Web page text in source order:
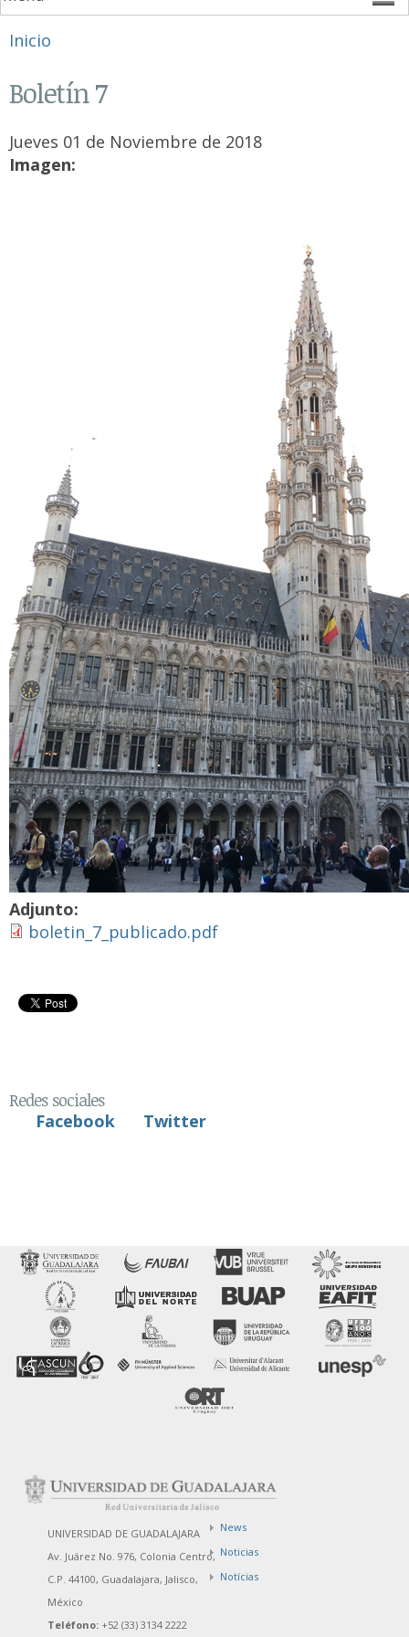
Se encuentra usted aquí
Inicio
Boletín 7
Jueves 01 de Noviembre de 2018
Imagen:
Adjunto:
boletin_7_publicado.pdf
Redes sociales
Facebook
Twitter
UNIVERSIDAD DE GUADALAJARA
Av. Juárez No. 976, Colonia Centro,
C.P. 44100, Guadalajara, Jalisco,
México
Teléfono: +52 (33) 3134 2222
News
Noticias
Notícias